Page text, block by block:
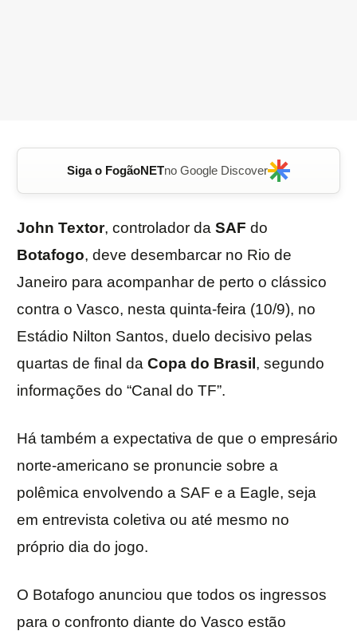
Siga o FogãoNETno Google Discover
John Textor, controlador da SAF do
Botafogo, deve desembarcar no Rio de
Janeiro para acompanhar de perto o clássico
contra o Vasco, nesta quinta-feira (10/9), no
Estádio Nilton Santos, duelo decisivo pelas
quartas de final da Copa do Brasil , segundo
informações do “Canal do TF”.
Há também a expectativa de que o empresário
norte-americano se pronuncie sobre a
polêmica envolvendo a SAF e a Eagle, seja
em entrevista coletiva ou até mesmo no
próprio dia do jogo.
O Botafogo anunciou que todos os ingressos
para o confronto diante do Vasco estão